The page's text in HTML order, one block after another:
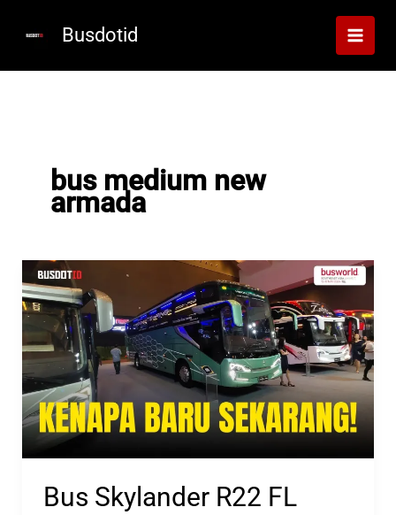
Busdotid
bus medium new
armada
Bus Skylander R22 FL